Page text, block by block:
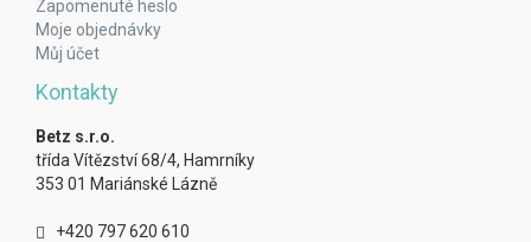
Zapomenuté heslo
Moje objednávky
Můj účet
Kontakty
Betz s.r.o.
třída Vítězství 68/4, Hamrníky
353 01 Mariánské Lázně
+420 797 620 610